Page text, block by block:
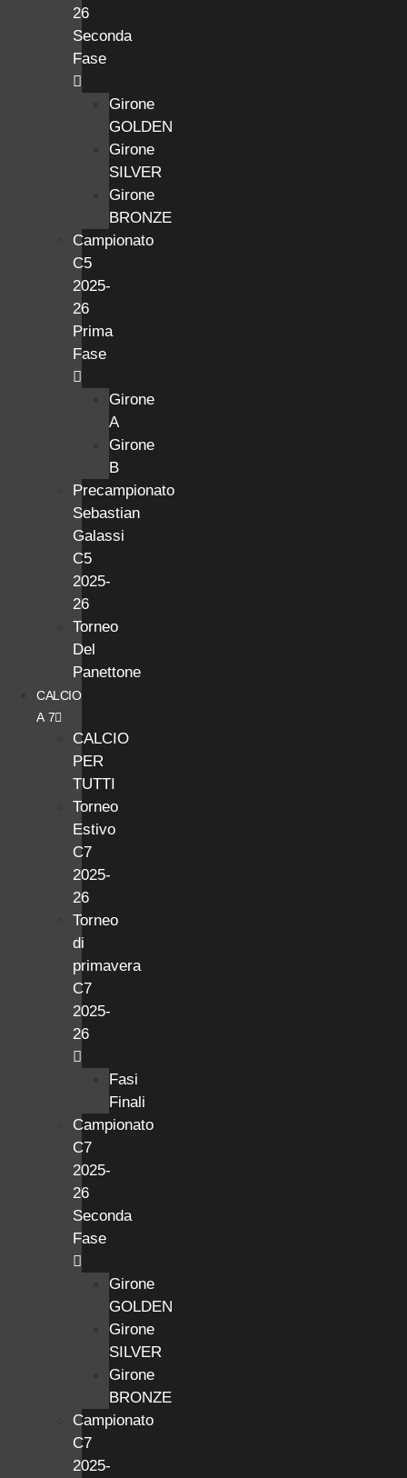
26
Seconda
Fase
Girone
GOLDEN
Girone
SILVER
Girone
BRONZE
Campionato
C5
2025-
26
Prima
Fase
Girone
A
Girone
B
Precampionato
Sebastian
Galassi
C5
2025-
26
Torneo
Del
Panettone
CALCIO
A 7
CALCIO
PER
TUTTI
Torneo
Estivo
C7
2025-
26
Torneo
di
primavera
C7
2025-
26
Fasi
Finali
Campionato
C7
2025-
26
Seconda
Fase
Girone
GOLDEN
Girone
SILVER
Girone
BRONZE
Campionato
C7
2025-